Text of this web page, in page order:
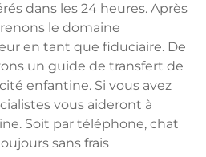
dans les 24 heures. Après
le domaine
en tant que fiduciaire. De
un guide de transfert de
enfantine. Si vous avez
vous aideront à
Soit par téléphone, chat
sans frais